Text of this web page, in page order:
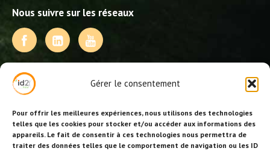
Gérer le consentement
Pour offrir les meilleures expériences, nous utilisons des technologies
telles que les cookies pour stocker et/ou accéder aux informations des
appareils. Le fait de consentir à ces technologies nous permettra de
traiter des données telles que le comportement de navigation ou les ID
Nous suivre sur les réseaux
NOS PRESTATIONS
Activités, jeux et animations BDE
Animations événementielles
Animations EVJF – EVJG
Animations hôtellerie
Animations anniversaires